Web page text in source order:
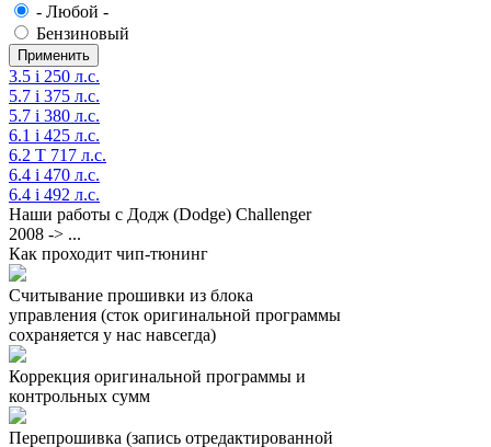
- Любой -
Бензиновый
3.5 i 250 л.с.
5.7 i 375 л.с.
5.7 i 380 л.с.
6.1 i 425 л.с.
6.2 T 717 л.с.
6.4 i 470 л.с.
6.4 i 492 л.с.
Наши работы с Додж (Dodge) Challenger
2008 -> ...
Как проходит чип-тюнинг
Считывание прошивки из блока
управления (сток оригинальной программы
сохраняется у нас навсегда)
Коррекция оригинальной программы и
контрольных сумм
Перепрошивка (запись отредактированной